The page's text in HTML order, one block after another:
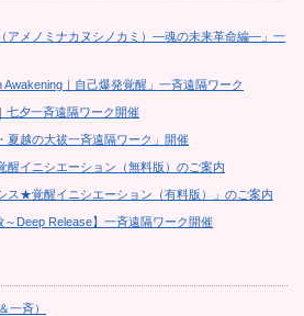
アメノミナカヌシノカミ）―魂の未来革命編―」一
｜自己爆発覚醒」一斉遠隔ワーク
七夕一斉遠隔ワーク開催
夏越の大祓一斉遠隔ワーク」開催
イニシエーション（無料版）のご案内
★覚醒イニシエーション（有料版）」のご案内
Deep Release】一斉遠隔ワーク開催
一斉）